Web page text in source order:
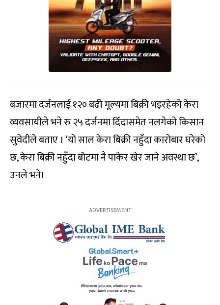
बजारमा दर्जनलाई १२० बढी मूल्यमा बिक्री भइरहेको केरा
व्यवसायीले भने रु २५ दर्जनमा दिँदासमेत नलगेको किसान
सुवेदीले बताए । ‘यो साल केरा बिक्री नहुँदा कारोबार घरेको
छ, केरा बिक्री नहुँदा बोटमा नै पाकेर खेर जाने अवस्था छ’,
उनले भने।